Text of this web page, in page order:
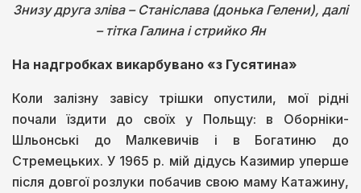
Знизу друга зліва – Станіслава (донька Гелени), далі
– тітка Галина і стрийко Ян
На надгробках викарбувано «з Гусятина»
Коли залізну завісу трішки опустили, мої рідні
почали їздити до своїх у Польщу: в Оборніки-
Шльонські до Малкевичів і в Богатиню до
Стремецьких. У 1965 р. мій дідусь Казимир уперше
після довгої розлуки побачив свою маму Катажину,